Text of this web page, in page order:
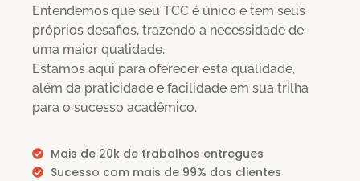
Entendemos que seu TCC é único e tem seus
próprios desafios, trazendo a necessidade de
uma maior qualidade.
Estamos aqui para oferecer esta qualidade,
além da praticidade e facilidade em sua trilha
para o sucesso acadêmico.
Mais de 20k de trabalhos entregues
Sucesso com mais de 99% dos clientes